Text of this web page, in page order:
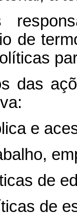
de
das
e
de
de